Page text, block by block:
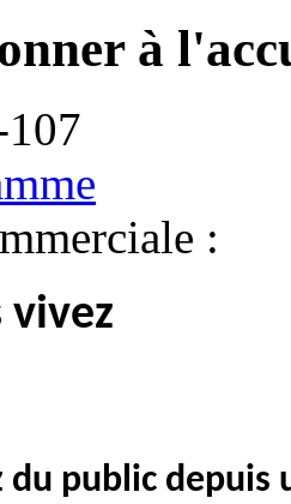
à
:
vivez
du public depuis